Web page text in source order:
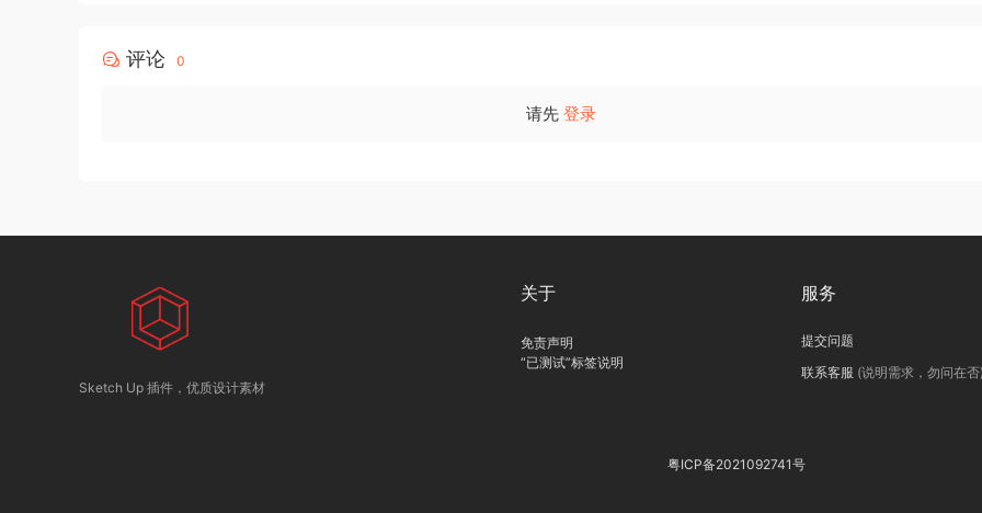
评论 0
请先 登录
Sketch Up 插件，优质设计素材
关于
免责声明
“已测试”标签说明
服务
提交问题
联系客服 (说明需求，勿问在否)
粤ICP备2021092741号